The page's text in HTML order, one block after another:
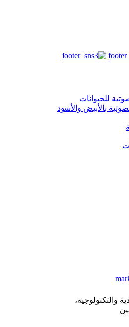
للحيوانات
بالأبيض والأسود
والتكنولوجية،